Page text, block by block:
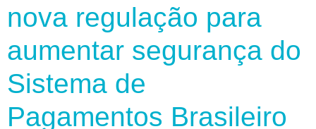
nova regulação para
aumentar segurança do
Sistema de
Pagamentos Brasileiro